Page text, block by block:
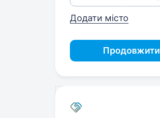
Додати місто
Продовжити